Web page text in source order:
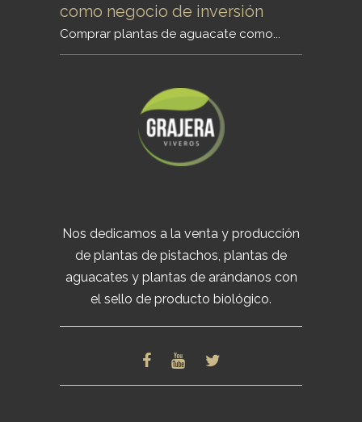
como negocio de inversión
Comprar plantas de aguacate como...
Nos dedicamos a la venta y producción
de plantas de pistachos, plantas de
aguacates y plantas de arándanos con
el sello de producto biológico.